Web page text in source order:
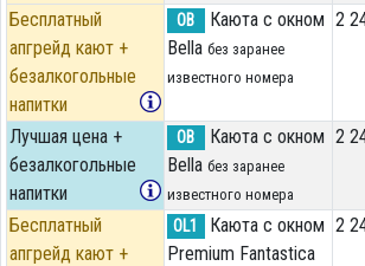
Бесплатный
апгрейд кают +
безалкогольные
напитки
OB
Каюта с окном
Bella без заранее
известного номера
2
Лучшая цена +
безалкогольные
напитки
OB
Каюта с окном
Bella без заранее
известного номера
2
Бесплатный
апгрейд кают +
OL1
Каюта с окном
Premium Fantastica
2